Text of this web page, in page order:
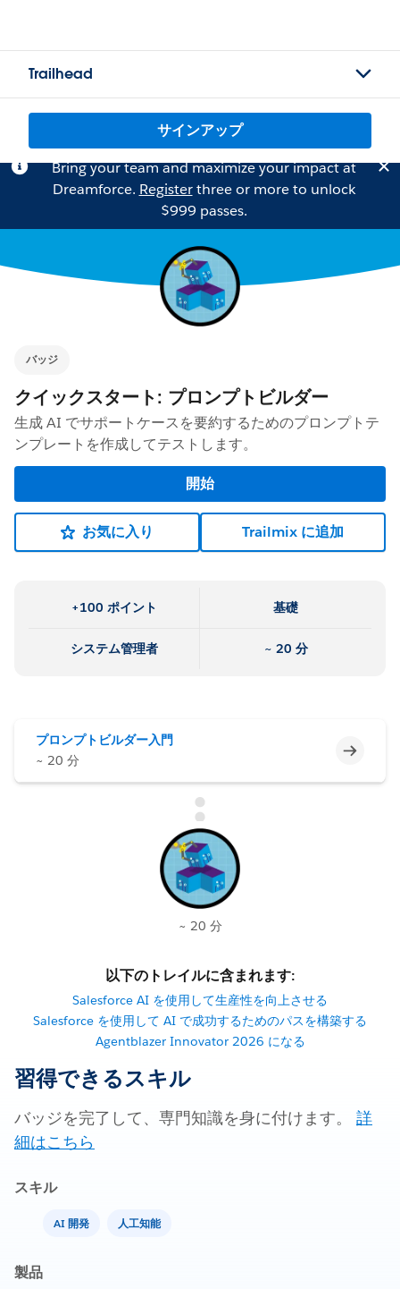
Trailhead
サインアップ
Bring your team and maximize your impact at
Dreamforce. Registerthree or more to unlock
$999 passes.
バッジ
クイックスタート: プロンプトビルダー
生成 AI でサポートケースを要約するためのプロンプトテ
ンプレートを作成してテストします。
開始
お気に入り Trailmix に追加
+100 ポイント 基礎
システム管理者 ~ 20 分
プロンプトビルダー入門
~ 20 分
未完了
~ 20 分
以下のトレイルに含まれます:
Salesforce AI を使用して生産性を向上させる
Salesforce を使用して AI で成功するためのパスを構築する
Agentblazer Innovator 2026 になる
習得できるスキル
バッジを完了して、専門知識を身に付けます。 詳
細はこちら
スキル
AI 開発 人工知能
製品